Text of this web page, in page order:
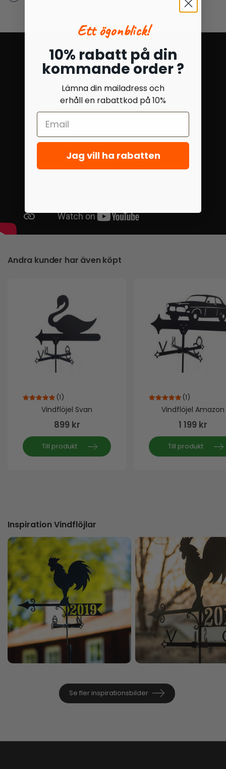
Andra kunder har även köpt
out of 5
(1)
Vindflöjel Svan
899 kr
Till produkt
out of 5
(1)
Vindflöjel Amazon
1 199 kr
Till produkt
Inspiration Vindflöjlar
Se fler inspirationsbilder
Ett ögonblick!
10% rabatt på din
kommande order ?
Lämna din mailadress och
erhåll en rabattkod på 10%
Jag vill ha rabatten